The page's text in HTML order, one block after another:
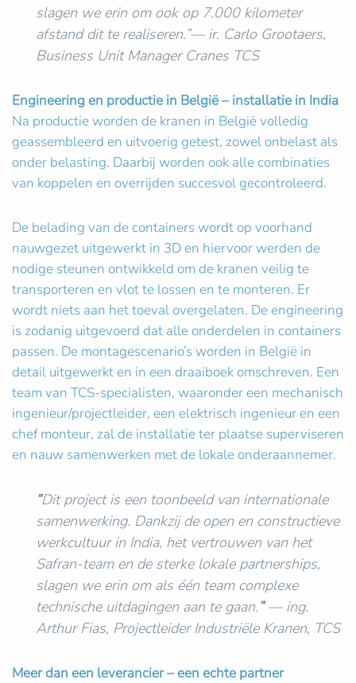
slagen we erin om ook op 7.000 kilometer
afstand dit te realiseren.”— ir. Carlo Grootaers,
Business Unit Manager Cranes TCS
Engineering en productie in België – installatie in India
Na productie worden de kranen in België volledig
geassembleerd en uitvoerig getest, zowel onbelast als
onder belasting. Daarbij worden ook alle combinaties
van koppelen en overrijden succesvol gecontroleerd.
De belading van de containers wordt op voorhand
nauwgezet uitgewerkt in 3D en hiervoor werden de
nodige steunen ontwikkeld om de kranen veilig te
transporteren en vlot te lossen en te monteren. Er
wordt niets aan het toeval overgelaten. De engineering
is zodanig uitgevoerd dat alle onderdelen in containers
passen. De montagescenario’s worden in België in
detail uitgewerkt en in een draaiboek omschreven. Een
team van TCS-specialisten, waaronder een mechanisch
ingenieur/projectleider, een elektrisch ingenieur en een
chef monteur, zal de installatie ter plaatse superviseren
en nauw samenwerken met de lokale onderaannemer.
“Dit project is een toonbeeld van internationale
samenwerking. Dankzij de open en constructieve
werkcultuur in India, het vertrouwen van het
Safran-team en de sterke lokale partnerships,
slagen we erin om als één team complexe
technische uitdagingen aan te gaan. ”— ing.
Arthur Fias, Projectleider Industriële Kranen, TCS
Meer dan een leverancier – een echte partner